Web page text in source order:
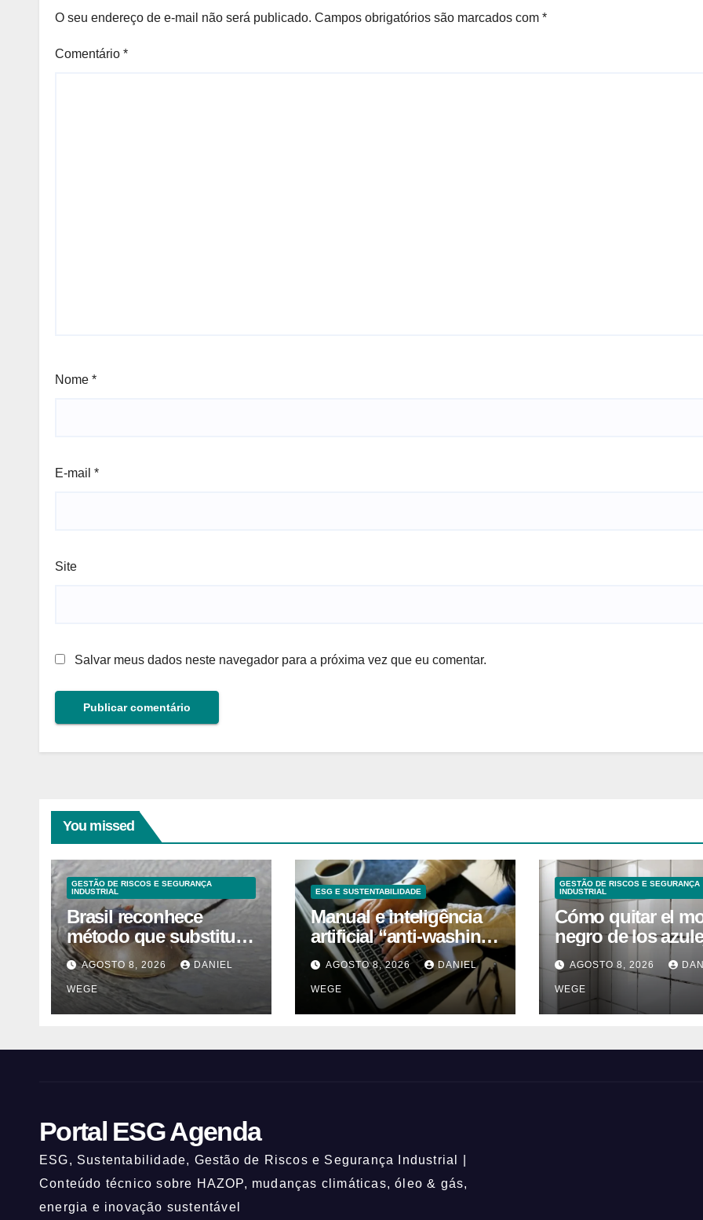
O seu endereço de e-mail não será publicado. Campos obrigatórios são marcados com *
Comentário *
Nome *
E-mail *
Site
Salvar meus dados neste navegador para a próxima vez que eu comentar.
You missed
GESTÃO DE RISCOS E SEGURANÇA
INDUSTRIAL
Brasil reconhece
método que substitui
uso de sangue de
caranguejo-ferradura
em testes
farmacêuticos
AGOSTO 8, 2026 DANIEL
WEGE
ESG E SUSTENTABILIDADE
Manual e inteligência
artificial “anti-washing”
orientam empresas
AGOSTO 8, 2026 DANIEL
WEGE
GESTÃO DE RISCOS E SEGURANÇA
INDUSTRIAL
Cómo quitar el
negro de los
del baño:
caseros efectivos
AGOSTO 8, 2026
WEGE
Portal ESG Agenda
ESG, Sustentabilidade, Gestão de Riscos e Segurança Industrial |
Conteúdo técnico sobre HAZOP, mudanças climáticas, óleo & gás,
energia e inovação sustentável